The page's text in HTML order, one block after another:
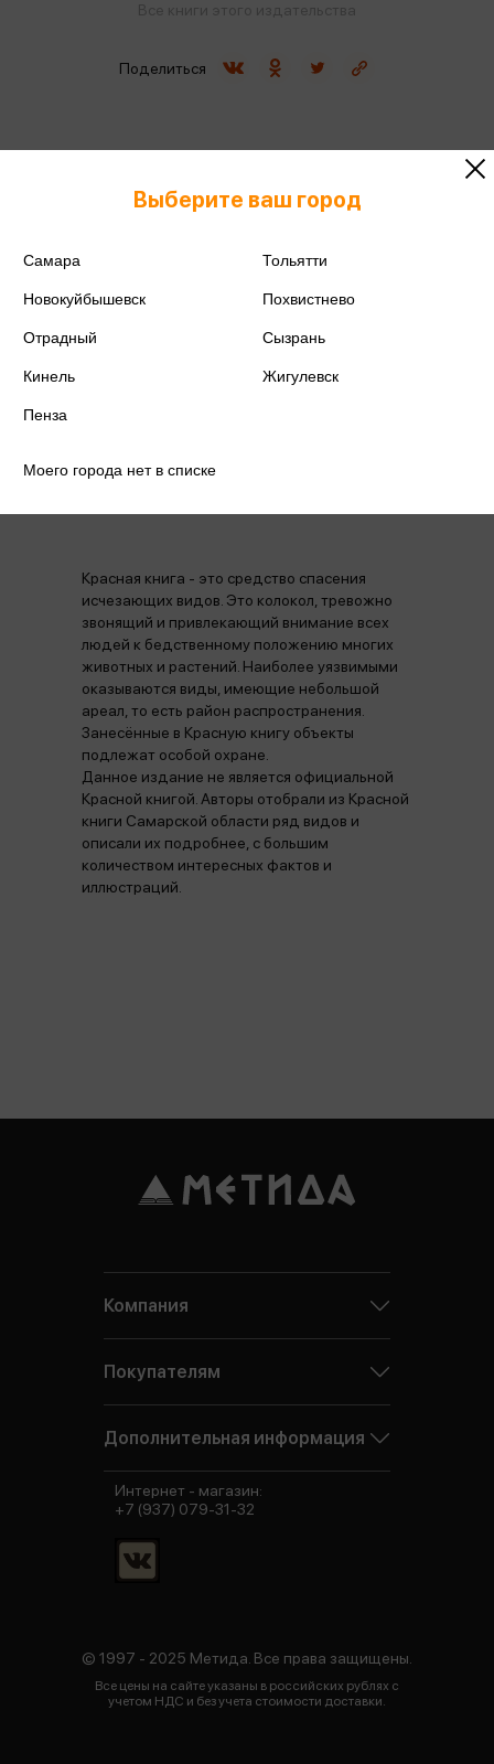
978-5-6042549-5-0
Год издания
Поделиться
Красная книга - это средство спасения
исчезающих видов. Это колокол, тревожно
звонящий и привлекающий внимание всех
людей к бедственному положению многих
животных и растений. Наиболее уязвимыми
оказываются виды, имеющие небольшой
ареал, то есть район распространения.
Занесённые в Красную книгу объекты
подлежат особой охране.
Данное издание не является официальной
Красной книгой. Авторы отобрали из Красной
книги Самарской области ряд видов и
описали их подробнее, с большим
количеством интересных фактов и
иллюстраций.
Выберите ваш город
Самара Тольятти
Новокуйбышевск Похвистнево
Отрадный Сызрань
Кинель Жигулевск
Пенза
Моего города нет в списке
Компания
Покупателям
Дополнительная информация
© 1997 - 2025 Метида. Все права защищены.
Все цены на сайте указаны в российских рублях с
учетом НДС и без учета стоимости доставки.
Интернет - магазин:
+7 (937) 079-31-32